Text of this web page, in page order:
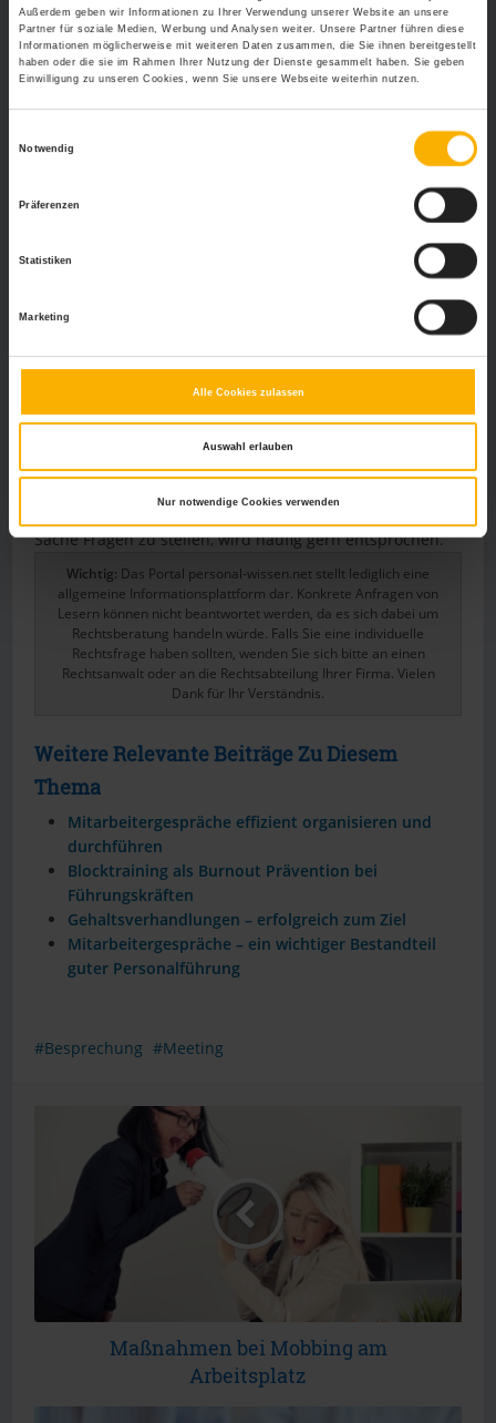
Außerdem geben wir Informationen zu Ihrer Verwendung unserer Website an unsere
Partner für soziale Medien, Werbung und Analysen weiter. Unsere Partner führen diese
Informationen möglicherweise mit weiteren Daten zusammen, die Sie ihnen bereitgestellt
haben oder die sie im Rahmen Ihrer Nutzung der Dienste gesammelt haben. Sie geben
Einwilligung zu unseren Cookies, wenn Sie unsere Webseite weiterhin nutzen.
Notwendig
Präferenzen
Statistiken
Marketing
Alle Cookies zulassen
Auswahl erlauben
Nur notwendige Cookies verwenden
zeitnahe Ausführungsmöglichkeiten berücksichtigen
Fragen so formulieren, dass ausschließlich mit
verbindlichen Aussagen, Zu – oder Absagen
geantwortet werden kann
tatsächliche und realistische
Unklare oder allgemein geäußerte Vorstellungen,
konkretes Ergebnis erzielen zu können. Daher ist es
anzusprechen, einen bestimmten Personenkreis
oder Anliegen / Fragen mit konkreten Fakten zu äußern,
wie beispielsweise benötigte Personenzahl, Zeitpunkt
einer Aktion oder konkrete Vorstellungen zum Ablauf
einer Sache. Die Frage, ob allgemein alles verstanden
wurde, sollte in dieser Form nie gestellt werden und
ohnehin. Einer Bitte hingegen, bei Unverständnis einer
Sache Fragen zu stellen, wird häufig gern entsprochen.
Wichtig: Das Portal personal-wissen.net stellt lediglich eine
allgemeine Informationsplattform dar. Konkrete Anfragen von
Lesern können nicht beantwortet werden, da es sich dabei um
Rechtsberatung handeln würde. Falls Sie eine individuelle
Rechtsfrage haben sollten, wenden Sie sich bitte an einen
Rechtsanwalt oder an die Rechtsabteilung Ihrer Firma. Vielen
Dank für Ihr Verständnis.
Weitere Relevante Beiträge Zu Diesem
Thema
Mitarbeitergespräche effizient organisieren und
durchführen
Blocktraining als Burnout Prävention bei
Führungskräften
Gehaltsverhandlungen – erfolgreich zum Ziel
Mitarbeitergespräche – ein wichtiger Bestandteil
guter Personalführung
Besprechung Meeting
Maßnahmen bei Mobbing am
Arbeitsplatz